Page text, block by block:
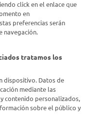
y promociones antes
click en el enlace que
en
preferencias serán
navegación.
tratamos los
dispositivo. Datos de
mediante las
contenido personalizados,
sobre el público y